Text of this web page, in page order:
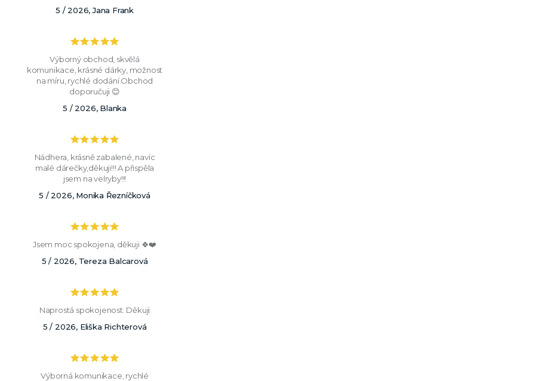
5 / 2026, Jana Frank
Výborný obchod, skvělá
komunikace, krásné dárky, možnost
na míru, rychlé dodání.Obchod
doporučuji 😊
5 / 2026, Blanka
Nádhera, krásně zabalené, navíc
malé dárečky,děkuji!!! A přispěla
jsem na velryby!!!
5 / 2026, Monika Řezníčková
Jsem moc spokojena, děkuji 🍀❤️
5 / 2026, Tereza Balcarová
Naprostá spokojenost. Děkuji
5 / 2026, Eliška Richterová
Výborná komunikace, rychlé